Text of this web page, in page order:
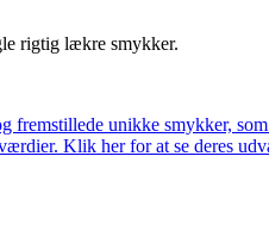
rigtig lækre smykker.
fremstillede unikke smykker,
Klik her for at se deres